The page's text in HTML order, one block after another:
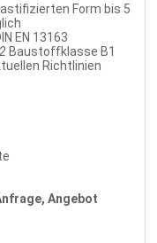
Form bis 5
EN 13163
Baustoffklasse B1
Richtlinien
Angebot